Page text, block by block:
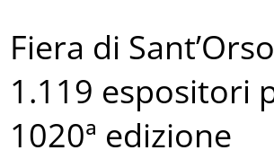
Fiera di
1.119 espositori
1020ª edizione